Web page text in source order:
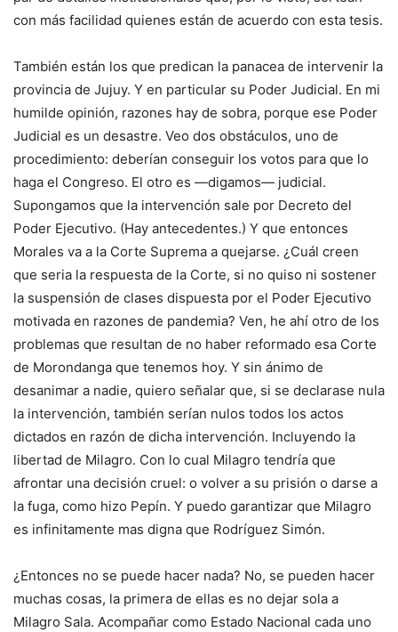
con más facilidad quienes están de acuerdo con esta tesis.
También están los que predican la panacea de intervenir la
provincia de Jujuy. Y en particular su Poder Judicial. En mi
humilde opinión, razones hay de sobra, porque ese Poder
Judicial es un desastre. Veo dos obstáculos, uno de
procedimiento: deberían conseguir los votos para que lo
haga el Congreso. El otro es —digamos— judicial.
Supongamos que la intervención sale por Decreto del
Poder Ejecutivo. (Hay antecedentes.) Y que entonces
Morales va a la Corte Suprema a quejarse. ¿Cuál creen
que seria la respuesta de la Corte, si no quiso ni sostener
la suspensión de clases dispuesta por el Poder Ejecutivo
motivada en razones de pandemia? Ven, he ahí otro de los
problemas que resultan de no haber reformado esa Corte
de Morondanga que tenemos hoy. Y sin ánimo de
desanimar a nadie, quiero señalar que, si se declarase nula
la intervención, también serían nulos todos los actos
dictados en razón de dicha intervención. Incluyendo la
libertad de Milagro. Con lo cual Milagro tendría que
afrontar una decisión cruel: o volver a su prisión o darse a
la fuga, como hizo Pepín. Y puedo garantizar que Milagro
es infinitamente mas digna que Rodríguez Simón.
¿Entonces no se puede hacer nada? No, se pueden hacer
muchas cosas, la primera de ellas es no dejar sola a
Milagro Sala. Acompañar como Estado Nacional cada uno